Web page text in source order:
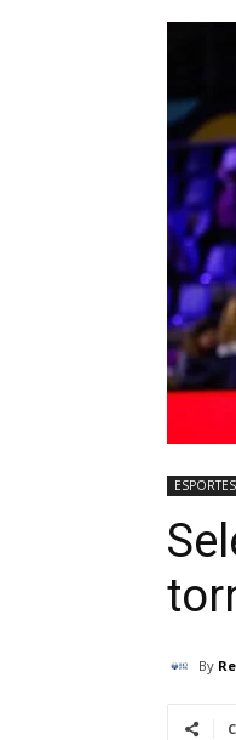
ESPORTES
By